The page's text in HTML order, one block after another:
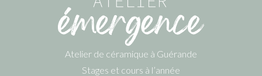
Atelier de céramique à Guérande
Stages et cours à l’année